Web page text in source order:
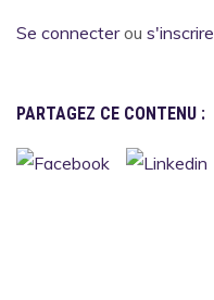
Se connecterou s'inscrire
PARTAGEZ CE CONTENU :